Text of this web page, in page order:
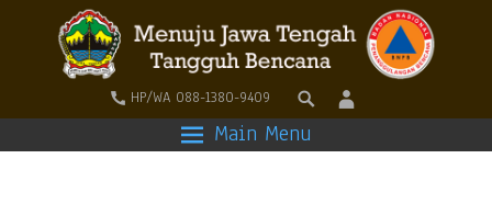
HP/WA 088-1380-9409
Main Menu